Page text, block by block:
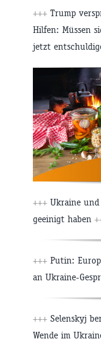
+++ Trump
Hilfen: Müssen
jetzt
+++ Ukraine
geeinigt haben
+++ Putin:
an Ukraine-
+++ Selenskyj
Wende im